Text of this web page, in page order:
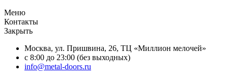
Меню
Контакты
Закрыть
Москва, ул. Пришвина, 26, ТЦ «Миллион мелочей»
с 8:00 до 23:00 (без выходных)
info@metal-doors.ru